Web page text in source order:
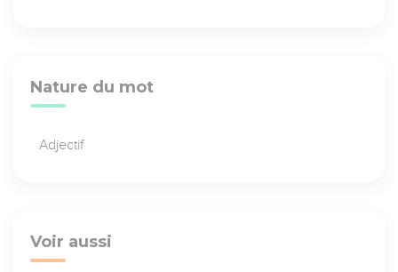
Nature du mot
Adjectif
Voir aussi